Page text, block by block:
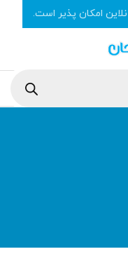
امکان پذیر است.